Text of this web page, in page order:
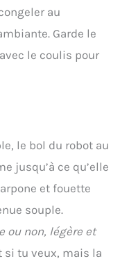
au
Garde le
le coulis pour
le bol du robot au
jusqu’à ce qu’elle
et fouette
souple.
ou non, légère et
si tu veux, mais la